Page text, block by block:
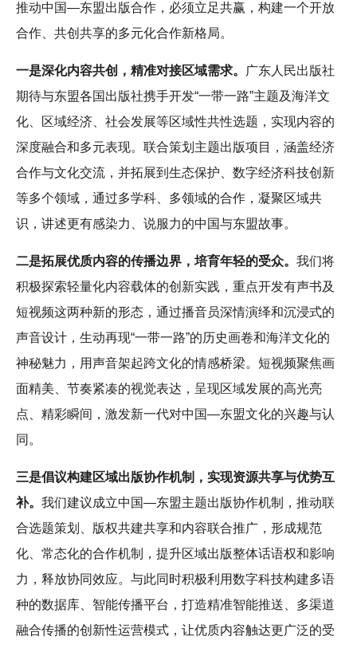
推动中国—东盟出版合作，必须立足共赢，构建一个开放
合作、共创共享的多元化合作新格局。
一是深化内容共创，精准对接区域需求。
广东人民出版社
期待与东盟各国出版社携手开发“一带一路”主题及海洋文
化、区域经济、社会发展等区域性共性选题，实现内容的
深度融合和多元表现。联合策划主题出版项目，涵盖经济
合作与文化交流，并拓展到生态保护、数字经济科技创新
等多个领域，通过多学科、多领域的合作，凝聚区域共
识，讲述更有感染力、说服力的中国与东盟故事。
二是拓展优质内容的传播边界，培育年轻的受众。 我们将
积极探索轻量化内容载体的创新实践，重点开发有声书及
短视频这两种新的形态，通过播音员深情演绎和沉浸式的
声音设计，生动再现“一带一路”的历史画卷和海洋文化的
神秘魅力，用声音架起跨文化的情感桥梁。短视频聚焦画
面精美、节奏紧凑的视觉表达，呈现区域发展的高光亮
点、精彩瞬间，激发新一代对中国—东盟文化的兴趣与认
同。
三是倡议构建区域出版协作机制，实现资源共享与优势互
补。 我们建议成立中国—东盟主题出版协作机制，推动联
合选题策划、版权共建共享和内容联合推广，形成规范
化、常态化的合作机制，提升区域出版整体话语权和影响
力，释放协同效应。与此同时积极利用数字科技构建多语
种的数据库、智能传播平台，打造精准智能推送、多渠道
融合传播的创新性运营模式，让优质内容触达更广泛的受